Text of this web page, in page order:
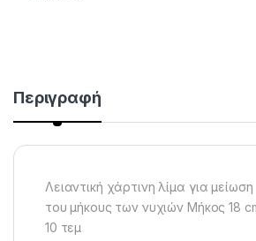
Περιγραφή
Λειαντική χάρτινη λίμα για μείωση
του μήκους των νυχιών Μήκος 18
10 τεμ